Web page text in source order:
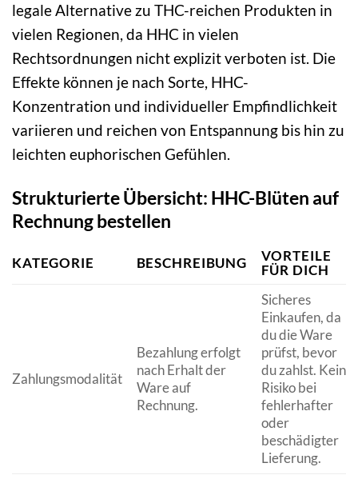
legale Alternative zu THC-reichen Produkten in
vielen Regionen, da HHC in vielen
Rechtsordnungen nicht explizit verboten ist. Die
Effekte können je nach Sorte, HHC-
Konzentration und individueller Empfindlichkeit
variieren und reichen von Entspannung bis hin zu
leichten euphorischen Gefühlen.
Strukturierte Übersicht: HHC-Blüten auf
Rechnung bestellen
KATEGORIE BESCHREIBUNG
VORTEILE
FÜR DICH
Zahlungsmodalität
Bezahlung erfolgt
nach Erhalt der
Ware auf
Rechnung.
Sicheres
Einkaufen, da
du die Ware
prüfst, bevor
du zahlst. Kein
Risiko bei
fehlerhafter
oder
beschädigter
Lieferung.